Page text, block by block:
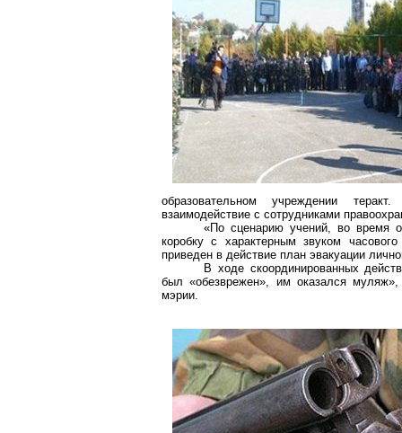
образовательном учреждении
взаимодействие с сотрудниками
«По сценарию учений, во время
коробку с характерным звуком
приведен в действие план эвакуации
В ходе скоординированных
был «обезврежен», им оказался
мэрии.